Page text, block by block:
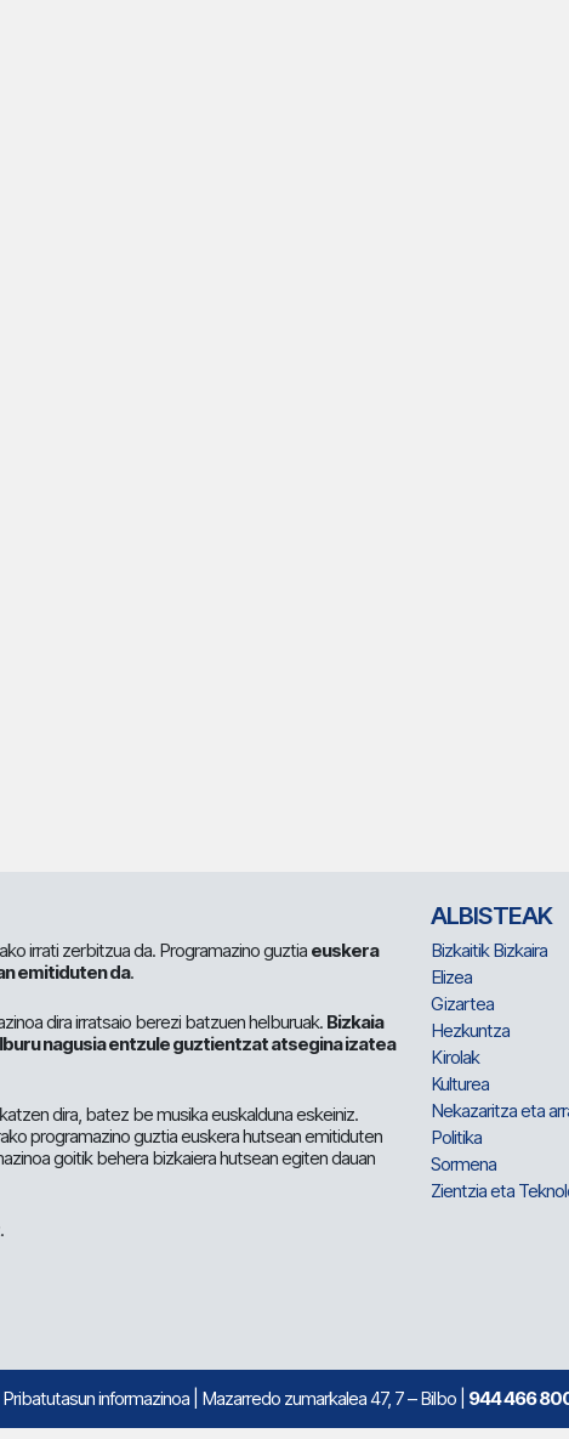
irrati zerbitzua da. Programazino guztia euskera
emitiduten da.
dira irratsaio berezi batzuen helburuak. Bizkaia
nagusia entzule guztientzat atsegina izatea
dira, batez be musika euskalduna eskeiniz.
programazino guztia euskera hutsean emitiduten
goitik behera bizkaiera hutsean egiten dauan
ALBISTEAK
Bizkaitik Bizkaira
Elizea
Gizartea
Hezkuntza
Kirolak
Kulturea
Nekazaritza eta
Politika
Sormena
Zientzia eta
Pribatutasun informazinoa | Mazarredo zumarkalea 47, 7 – Bilbo | 944 466